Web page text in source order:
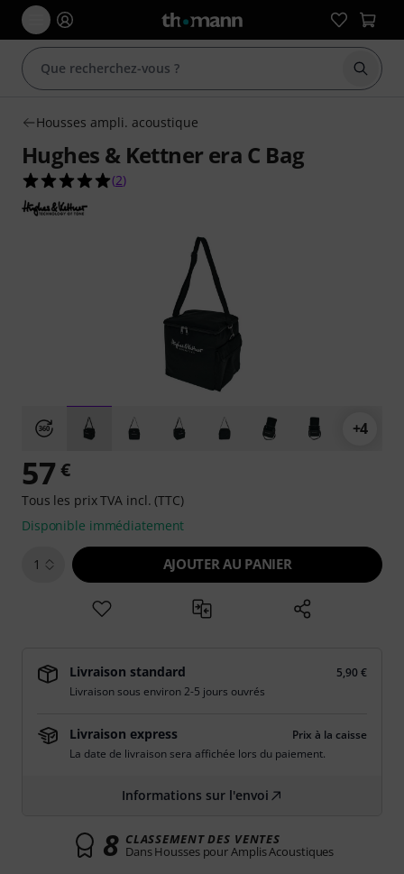
Housses ampli. acoustique
Hughes & Kettner era C Bag
5.0 étoiles sur 5 d'après 2 évaluations clients
(2)
+4
57 €
Tous les prix TVA incl. (TTC)
Disponible immédiatement
1 AJOUTER AU PANIER
Livraison standard
5,90 €
Livraison sous environ 2-5 jours ouvrés
Livraison express
Prix à la caisse
La date de livraison sera affichée lors du paiement.
Informations sur l'envoi
8 CLASSEMENT DES VENTES
Dans Housses pour Amplis Acoustiques